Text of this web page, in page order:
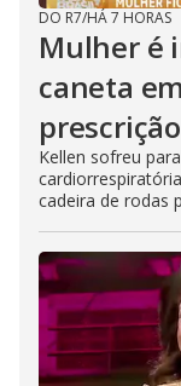
DO R7/HÁ 7 HORAS
Mulher é
caneta
Kellen sofreu
cadeira de rodas